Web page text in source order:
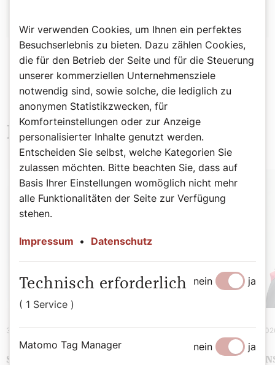
Neueste Beiträge
31. August 2026 |Spiritualität
SOMMERMEINUNG
4. August
Wir verwenden Cookies, um Ihnen ein perfektes
Besuchserlebnis zu bieten. Dazu zählen Cookies,
die für den Betrieb der Seite und für die Steuerung
unserer kommerziellen Unternehmensziele
notwendig sind, sowie solche, die lediglich zu
anonymen Statistikzwecken, für
Komforteinstellungen oder zur Anzeige
personalisierter Inhalte genutzt werden.
Entscheiden Sie selbst, welche Kategorien Sie
zulassen möchten. Bitte beachten Sie, dass auf
Basis Ihrer Einstellungen womöglich nicht mehr
alle Funktionalitäten der Seite zur Verfügung
stehen.
Impressum • Datenschutz
Technisch erforderlich
( 1 Service )
nein ja
Matomo Tag Manager nein ja